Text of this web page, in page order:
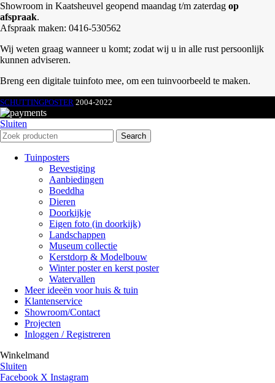
Showroom in Kaatsheuvel geopend maandag t/m zaterdag op
afspraak.
Afspraak maken: 0416-530562
Wij weten graag wanneer u komt; zodat wij u in alle rust persoonlijk
kunnen adviseren.
Breng een digitale tuinfoto mee, om een tuinvoorbeeld te maken.
SCHUTTINGPOSTER 2004-2022
Sluiten
Search
Tuinposters
Bevestiging
Aanbiedingen
Boeddha
Dieren
Doorkijkje
Eigen foto (in doorkijk)
Landschappen
Museum collectie
Kerstdorp & Modelbouw
Winter poster en kerst poster
Watervallen
Meer ideeën voor huis & tuin
Klantenservice
Showroom/Contact
Projecten
Inloggen / Registreren
Winkelmand
Sluiten
Facebook X Instagram